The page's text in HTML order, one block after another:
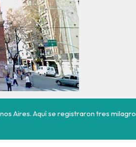
Aires. Aquí se registraron tres